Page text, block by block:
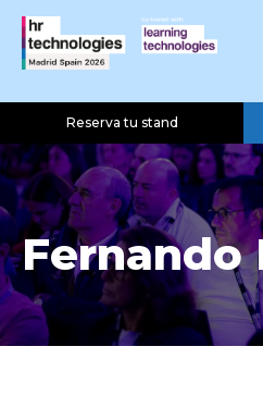
Reserva tu stand
Fernando